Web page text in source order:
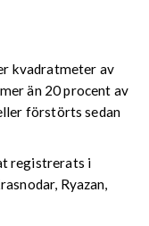
kvadratmeter av
än 20 procent av
förstörts sedan
registrerats i
Ryazan,